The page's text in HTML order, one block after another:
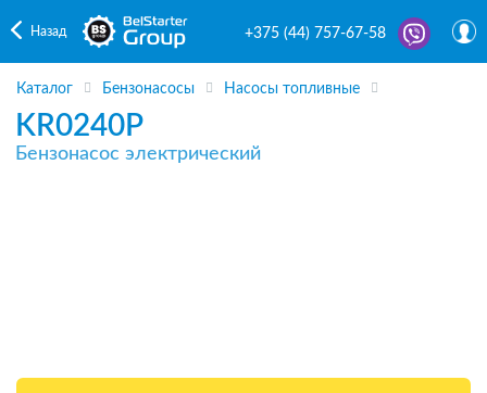
Назад +375 (44) 757-67-58
Каталог Бензонасосы Насосы топливные
KR0240P
Бензонасос электрический